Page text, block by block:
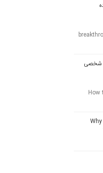
شخصی
How